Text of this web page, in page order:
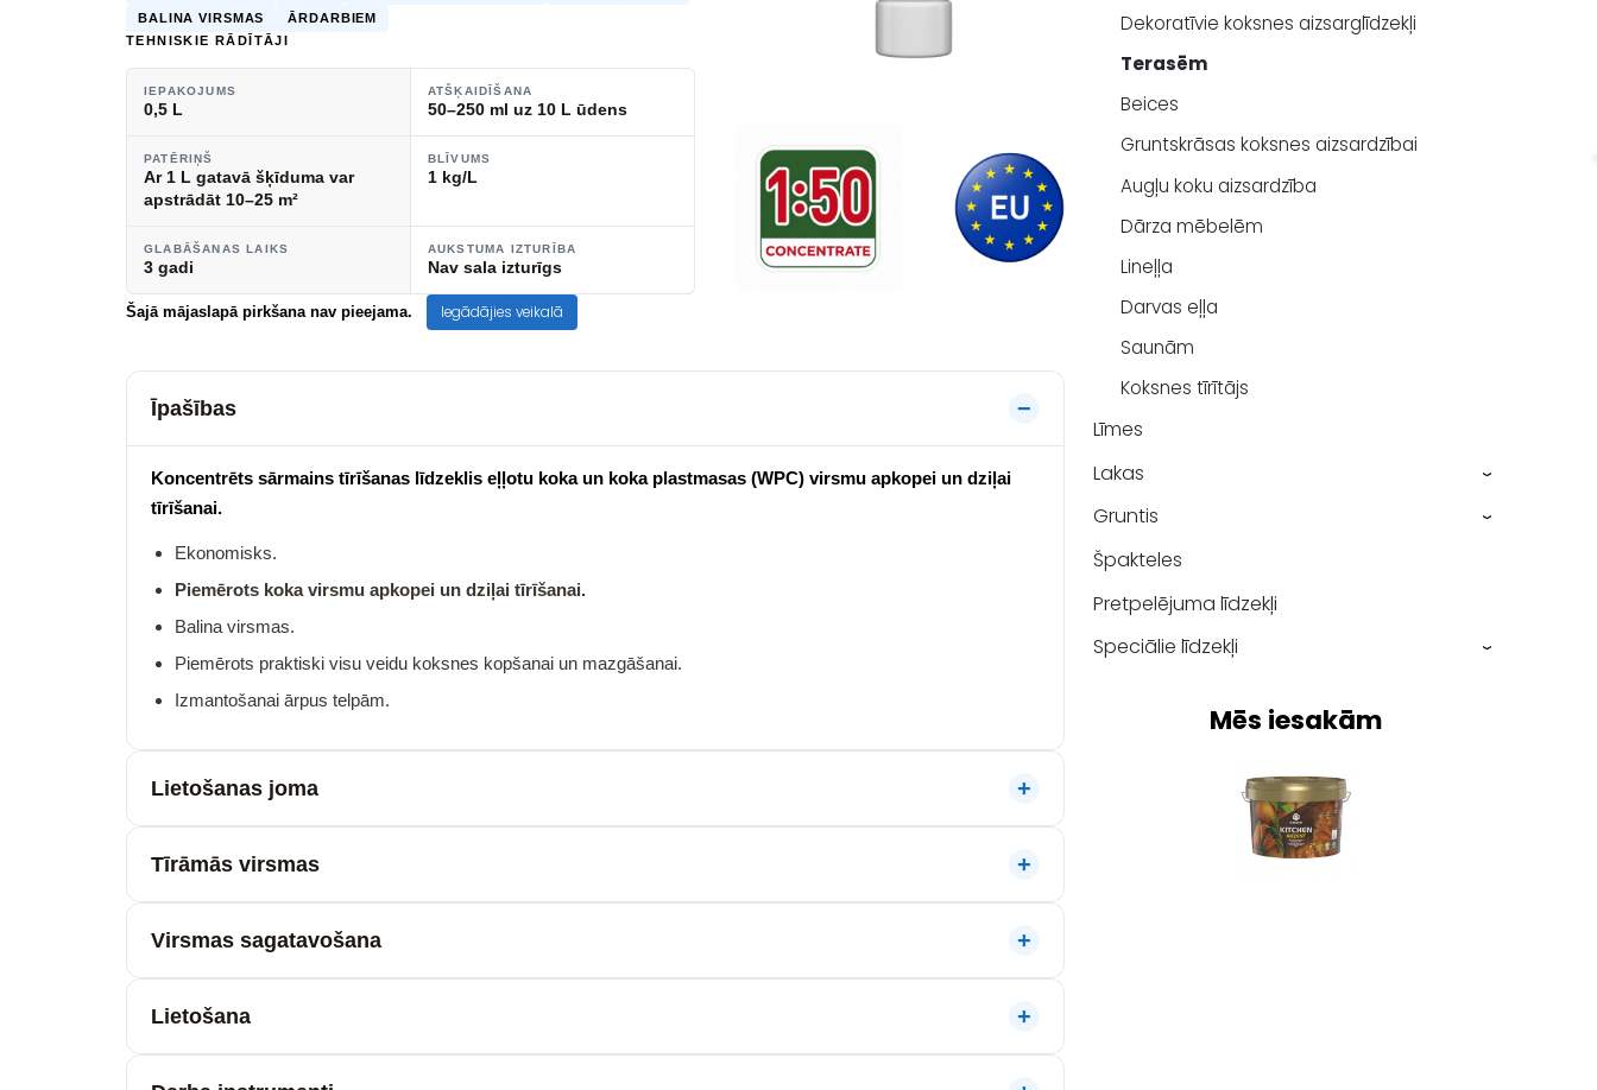
Dekoratīvie koksnes aizsarglīdzekļi
Terasēm
Beices
Gruntskrāsas koksnes aizsardzībai
Augļu koku aizsardzība
Dārza mēbelēm
Lineļļa
Darvas eļļa
Saunām
Koksnes tīrītājs
Līmes
Lakas
›
Gruntis ›
Špakteles
Pretpelējuma līdzekļi
Speciālie līdzekļi
›
Mēs iesakām
BALINA VIRSMAS
ĀRDARBIEM
TEHNISKIE RĀDĪTĀJI
IEPAKOJUMS
0,5 L
ATŠĶAIDĪŠANA
50–250 ml uz 10 L ūdens
PATĒRIŅŠ
Ar 1 L gatavā šķīduma var
apstrādāt 10–25 m²
BLĪVUMS
1 kg/L
GLABĀŠANAS LAIKS
3 gadi
AUKSTUMA IZTURĪBA
Nav sala izturīgs
Šajā mājaslapā pirkšana nav pieejama. Iegādājies veikalā
Īpašības
Koncentrēts sārmains tīrīšanas līdzeklis eļļotu koka un koka plastmasas (WPC) virsmu apkopei un dziļai
tīrīšanai.
Ekonomisks.
Piemērots koka virsmu apkopei un dziļai tīrīšanai.
Balina virsmas.
Piemērots praktiski visu veidu koksnes kopšanai un mazgāšanai.
Izmantošanai ārpus telpām.
Lietošanas joma
Tīrāmās virsmas
Virsmas sagatavošana
Lietošana